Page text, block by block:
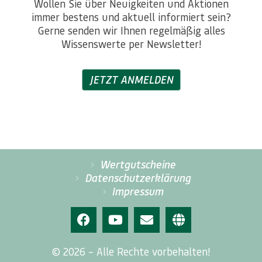
Wollen Sie über Neuigkeiten und Aktionen
immer bestens und aktuell informiert sein?
Gerne senden wir Ihnen regelmäßig alles
Wissenswerte per Newsletter!
JETZT ANMELDEN
Wertgutscheine
Datenschutzerklärung
Impressum
© 2026 – Alle Rechte vorbehalten!